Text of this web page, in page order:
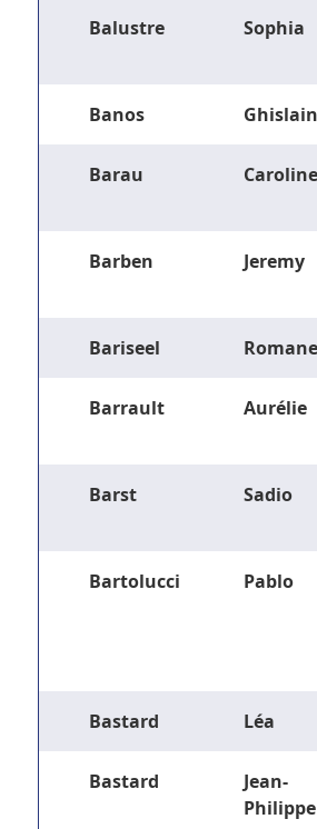
Balustre Sophia
Banos Ghislain
Barau Caroline
Barben Jeremy
Bariseel Romane
Barrault Aurélie
Barst Sadio
Bartolucci Pablo
Bastard Léa
Bastard
Jean-
Philippe